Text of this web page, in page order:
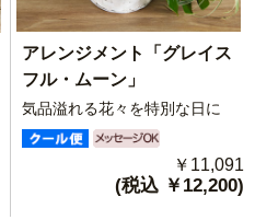
アレンジメント「グレイス
フル・ムーン」
気品溢れる花々を特別な日に
￥11,091
(税込 ￥12,200)